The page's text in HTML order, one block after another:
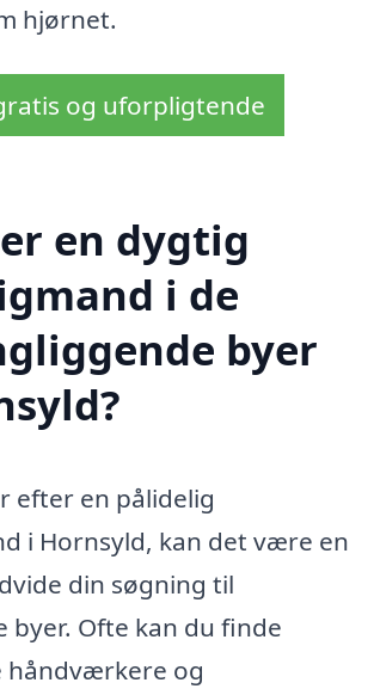
hjørnet.
og uforpligtende
en dygtig
i de
byer
efter en pålidelig
i Hornsyld, kan det være en
din søgning til
Ofte kan du finde
håndværkere og